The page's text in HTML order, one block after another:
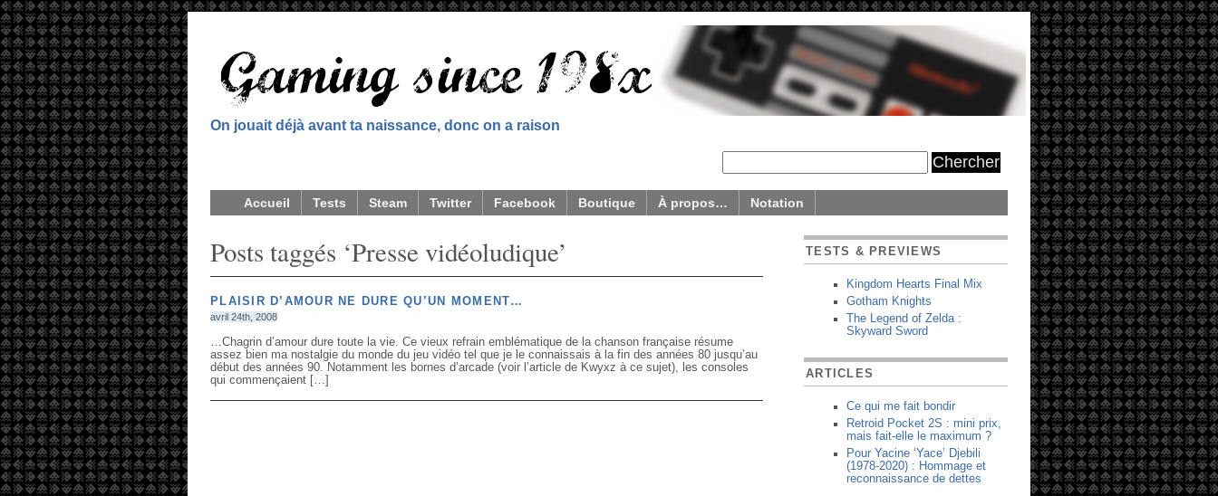
On jouait déjà avant ta naissance, donc on a raison
Accueil Tests Steam Twitter Facebook Boutique À propos… Notation
Posts taggés ‘Presse vidéoludique’
PLAISIR D’AMOUR NE DURE QU’UN MOMENT…
avril 24th, 2008
…Chagrin d’amour dure toute la vie. Ce vieux refrain emblématique de la chanson française résume
assez bien ma nostalgie du monde du jeu vidéo tel que je le connaissais à la fin des années 80 jusqu’au
début des années 90. Notamment les bornes d’arcade (voir l’article de Kwyxz à ce sujet), les consoles
qui commençaient […]
TESTS & PREVIEWS
Kingdom Hearts Final Mix
Gotham Knights
The Legend of Zelda :
Skyward Sword
ARTICLES
Ce qui me fait bondir
Retroid Pocket 2S : mini prix,
mais fait-elle le maximum ?
Pour Yacine ‘Yace’ Djebili
(1978-2020) : Hommage et
reconnaissance de dettes